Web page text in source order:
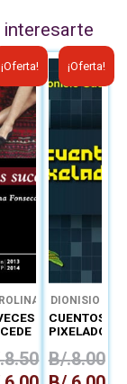
¡Oferta!
8.50
El
precio
actual
es:
B/.6.00.
¡Oferta!
DIONISIO
GUERRA
CUENTOS
PIXELADOS
B/.8.00
El
precio
original
era:
B/.8.00.
El
precio
es:
B/